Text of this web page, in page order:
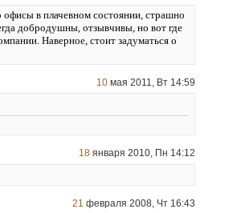
в плачевном состоянии, страшно
добродушны, отзывчивы, но вот где
Наверное, стоит задуматься о
10 мая 2011, Вт 14:59
18 января 2010, Пн 14:12
21 февраля 2008, Чт 16:43